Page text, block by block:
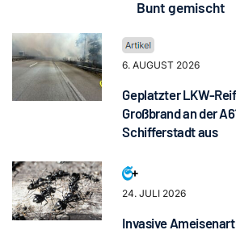
Bunt gemischt
6. AUGUST 2026
Geplatzter LKW-
Großbrand an der
Schifferstadt aus
24. JULI 2026
Invasive